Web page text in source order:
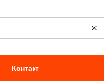
Контакт